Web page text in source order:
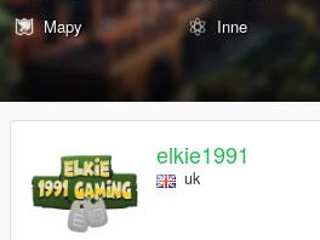
Mapy
Inne
elkie1991
uk